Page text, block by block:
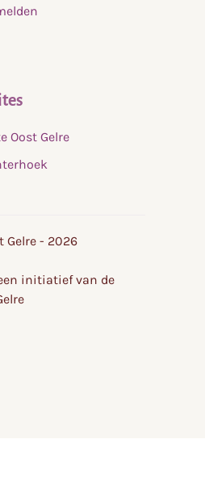
Oost Gelre
Gelre - 2026
initiatief van de